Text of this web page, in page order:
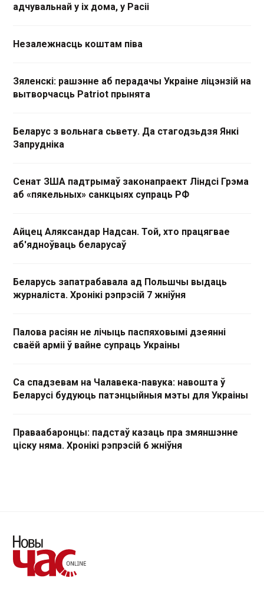
адчувальнай у іх дома, у Расіі
Незалежнасць коштам піва
Зяленскі: рашэнне аб перадачы Украіне ліцэнзій на
вытворчасць Patriot прынята
Беларус з вольнага сьвету. Да стагодзьдзя Янкі
Запрудніка
Сенат ЗША падтрымаў законапраект Ліндсі Грэма
аб «пякельных» санкцыях супраць РФ
Айцец Аляксандар Надсан. Той, хто працягвае
аб'ядноўваць беларусаў
Беларусь запатрабавала ад Польшчы выдаць
журналіста. Хронікі рэпрэсій 7 жніўня
Палова расіян не лічыць паспяховымі дзеянні
сваёй арміі ў вайне супраць Украіны
Са спадзевам на Чалавека-павука: навошта ў
Беларусі будуюць патэнцыйныя мэты для Украіны
Праваабаронцы: падстаў казаць пра змяншэнне
ціску няма. Хронікі рэпрэсій 6 жніўня